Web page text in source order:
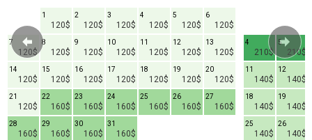
120$
1
120$
2
120$
3
120$
4
120$
5
120$
6
120$
7
120$
8
120$
9
120$
10
120$
11
120$
12
120$
13
120$
14
120$
15
120$
16
120$
17
120$
18
120$
19
120$
20
120$
21
160$
22
160$
23
160$
24
160$
25
160$
26
160$
27
160$
28
160$
29
160$
30
160$
31
210$
4
210$
5
140$
11
140$
12
140$
18
140$
19
140$
25
140$
26